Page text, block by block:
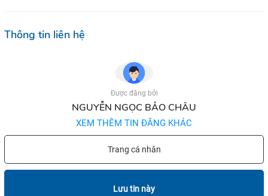
Thông tin liên hệ
Được đăng bởi
NGUYỄN NGỌC BẢO CHÂU
XEM THÊM TIN ĐĂNG KHÁC
Trang cá nhân
Lưu tin này